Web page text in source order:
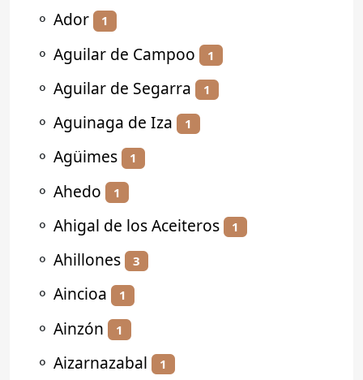
⚬ Ador 1
⚬ Aguilar de Campoo 1
⚬ Aguilar de Segarra 1
⚬ Aguinaga de Iza 1
⚬ Agüimes 1
⚬ Ahedo 1
⚬ Ahigal de los Aceiteros 1
⚬ Ahillones 3
⚬ Aincioa 1
⚬ Ainzón 1
⚬ Aizarnazabal 1